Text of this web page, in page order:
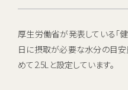
厚生労働省が発表している「
日に摂取が必要な水分の目
めて2.5Lと設定しています。